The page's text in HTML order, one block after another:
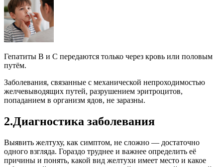
Гепатиты В и С передаются только через кровь или половым
путём.
Заболевания, связанные с механической непроходимостью
желчевыводящих путей, разрушением эритроцитов,
попаданием в организм ядов, не заразны.
2.Диагностика заболевания
Выявить желтуху, как симптом, не сложно — достаточно
одного взгляда. Гораздо труднее и важнее определить её
причины и понять, какой вид желтухи имеет место и какое